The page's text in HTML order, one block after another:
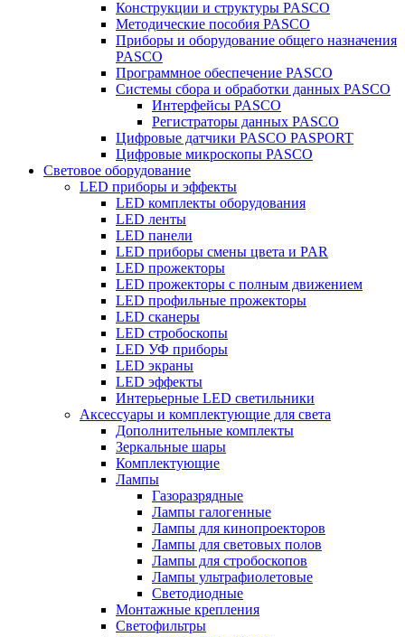
Конструкции и структуры PASCO
Методические пособия PASCO
Приборы и оборудование общего назначения
PASCO
Программное обеспечение PASCO
Системы сбора и обработки данных PASCO
Интерфейсы PASCO
Регистраторы данных PASCO
Цифровые датчики PASCO PASPORT
Цифровые микроскопы PASCO
Световое оборудование
LED приборы и эффекты
LED комплекты оборудования
LED ленты
LED панели
LED приборы смены цвета и PAR
LED прожекторы
LED прожекторы с полным движением
LED профильные прожекторы
LED сканеры
LED стробоскопы
LED УФ приборы
LED экраны
LED эффекты
Интерьерные LED светильники
Аксессуары и комплектующие для света
Дополнительные комплекты
Зеркальные шары
Комплектующие
Лампы
Газоразрядные
Лампы галогенные
Лампы для кинопроекторов
Лампы для световых полов
Лампы для стробоскопов
Лампы ультрафиолетовые
Светодиодные
Монтажные крепления
Светофильтры